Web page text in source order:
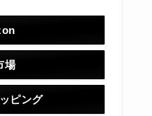
場
ピング